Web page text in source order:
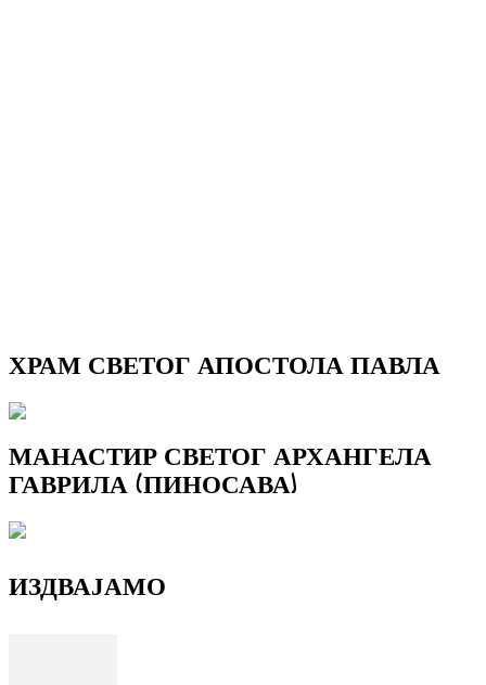
ХРАМ СВЕТОГ АПОСТОЛА ПАВЛА
МАНАСТИР СВЕТОГ АРХАНГЕЛА
ГАВРИЛА (ПИНОСАВА)
ИЗДВАЈАМО